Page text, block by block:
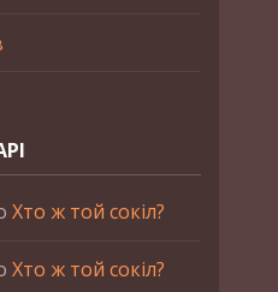
Хто ж той сокіл?
Хто ж той сокіл?